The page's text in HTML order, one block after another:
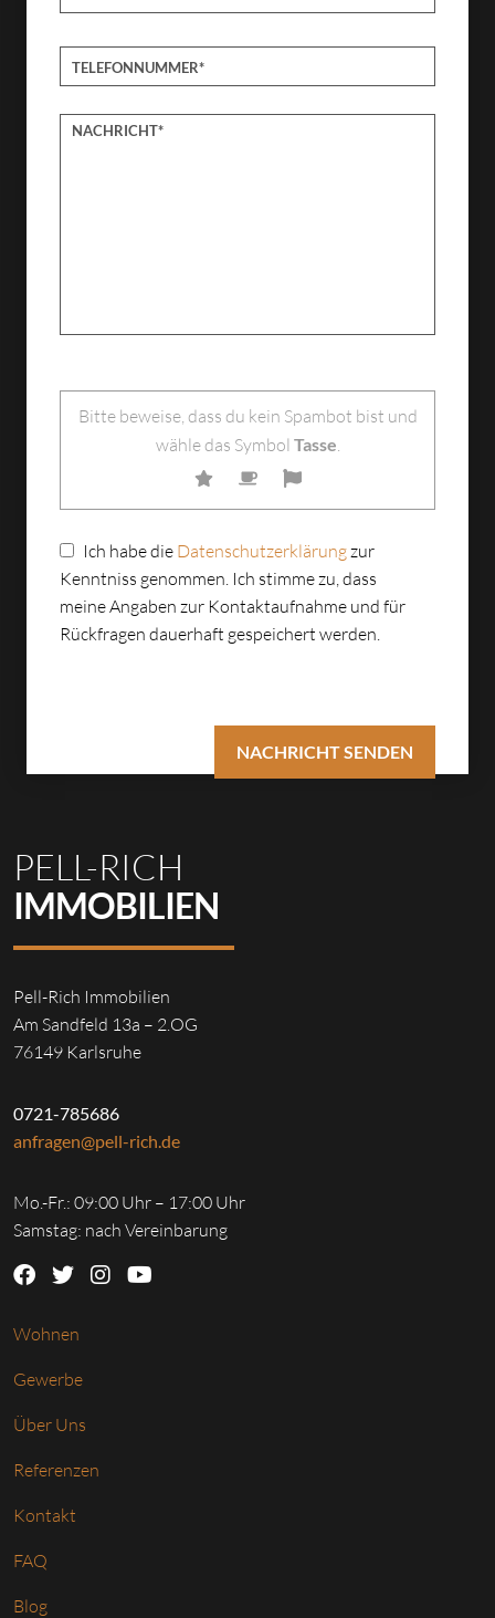
Bitte lasse dieses Feld leer.
Bitte beweise, dass du kein Spambot bist und
wähle das Symbol Tasse.
Ich habe die Datenschutzerklärungzur
Kenntniss genommen. Ich stimme zu, dass
meine Angaben zur Kontaktaufnahme und für
Rückfragen dauerhaft gespeichert werden.
PELL-RICH
IMMOBILIEN
Pell-Rich Immobilien
Am Sandfeld 13a – 2.OG
76149 Karlsruhe
0721-785686
anfragen@pell-rich.de
Mo.-Fr.: 09:00 Uhr – 17:00 Uhr
Samstag: nach Vereinbarung
Wohnen
Gewerbe
Über Uns
Referenzen
Kontakt
FAQ
Blog